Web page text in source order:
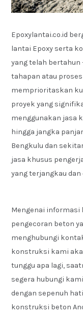
Epoxylantai.co.id
lantai Epoxy serta
yang telah bertahun
tahapan atau
memprioritaskan
proyek yang
menggunakan jasa
hingga jangka
Bengkulu dan
jasa khusus
yang terjangkau
Mengenai informasi
pengecoran beton
menghubungi
konstruksi kami
tunggu apa lagi,
segera hubungi
dengan sepenuh
konstruksi beton